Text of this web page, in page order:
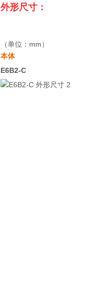
外形尺寸：
（单位：mm）
本体
E6B2-C